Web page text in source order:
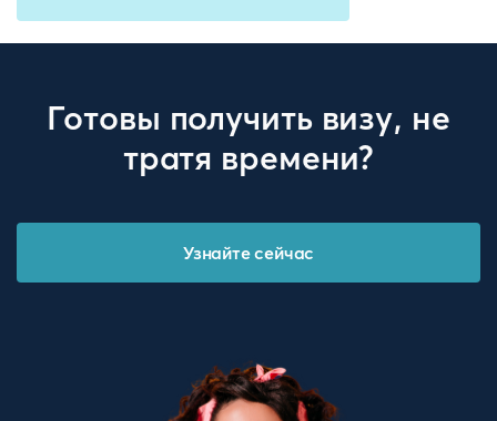
Готовы получить визу, не
тратя времени?
Узнайте сейчас